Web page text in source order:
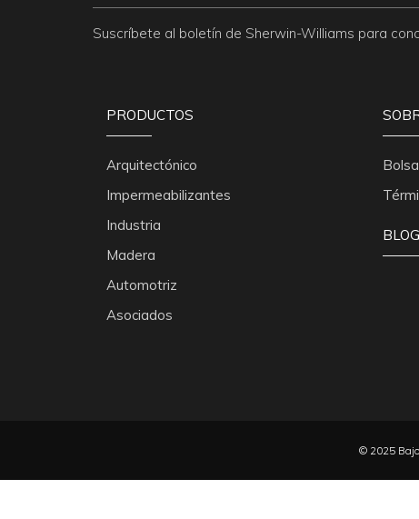
Suscríbete al boletín de Sherwin-Williams para
PRODUCTOS
Arquitectónico
Impermeabilizantes
Industria
Madera
Automotriz
Asociados
© 2025